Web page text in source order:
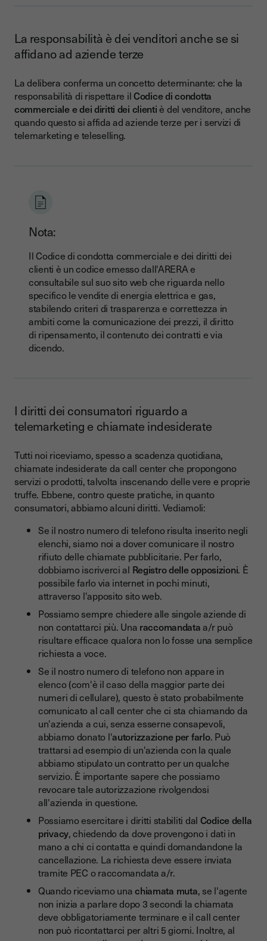
La responsabilità è dei venditori anche se si
affidano ad aziende terze
La delibera conferma un concetto determinante: che la
responsabilità di rispettare ilCodice di condotta
commerciale e dei diritti dei clientiè del venditore, anche
quando questo si affida ad aziende terze per i servizi di
telemarketing e teleselling.
Nota:
Il Codice di condotta commerciale e dei diritti dei
clienti è un codice emesso dall'ARERA e
consultabile sul suo sito web che riguarda nello
specifico le vendite di energia elettrica e gas,
stabilendo criteri di trasparenza e correttezza in
ambiti come la comunicazione dei prezzi, il diritto
di ripensamento, il contenuto dei contratti e via
dicendo.
I diritti dei consumatori riguardo a
telemarketing e chiamate indesiderate
Tutti noi riceviamo, spesso a scadenza quotidiana,
chiamate indesiderate da call center che propongono
servizi o prodotti, talvolta inscenando delle vere e proprie
truffe. Ebbene, contro queste pratiche, in quanto
consumatori, abbiamo alcuni diritti. Vediamoli:
Se il nostro numero di telefono risulta inserito negli
elenchi, siamo noi a dover comunicare il nostro
rifiuto delle chiamate pubblicitarie. Per farlo,
dobbiamo iscriverci al Registro delle opposizioni. È
possibile farlo via internet in pochi minuti,
attraverso l'apposito sito web.
Possiamo sempre chiedere alle singole aziende di
non contattarci più. Una raccomandataa/r può
risultare efficace qualora non lo fosse una semplice
richiesta a voce.
Se il nostro numero di telefono non appare in
elenco (com'è il caso della maggior parte dei
numeri di cellulare), questo è stato probabilmente
comunicato al call center che ci sta chiamando da
un'azienda a cui, senza esserne consapevoli,
abbiamo donato l'autorizzazione per farlo. Può
trattarsi ad esempio di un'azienda con la quale
abbiamo stipulato un contratto per un qualche
servizio. È importante sapere che possiamo
revocare tale autorizzazione rivolgendosi
all'azienda in questione.
Possiamo esercitare i diritti stabiliti dal Codice della
privacy, chiedendo da dove provengono i dati in
mano a chi ci contatta e quindi domandandone la
cancellazione. La richiesta deve essere inviata
tramite PEC o raccomandata a/r.
Quando riceviamo unachiamata muta, se l'agente
non inizia a parlare dopo 3 secondi la chiamata
deve obbligatoriamente terminare e il call center
non può ricontattarci per altri 5 giorni. Inoltre, al